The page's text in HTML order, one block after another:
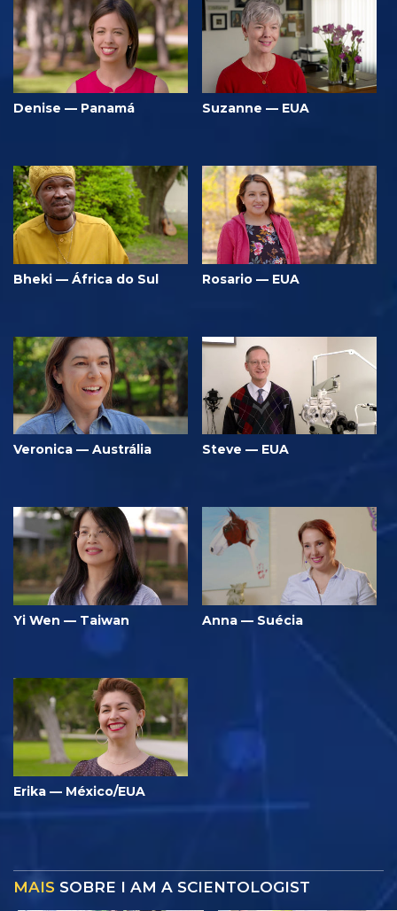
Denise — Panamá Suzanne — EUA
Bheki — África do Sul Rosario — EUA
Veronica — Austrália Steve — EUA
Yi Wen — Taiwan Anna — Suécia
Erika — México/EUA
MAIS SOBRE I AM A SCIENTOLOGIST